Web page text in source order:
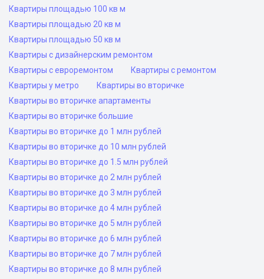
Квартиры площадью 100 кв м
Квартиры площадью 20 кв м
Квартиры площадью 50 кв м
Квартиры с дизайнерским ремонтом
Квартиры с евроремонтом
Квартиры с ремонтом
Квартиры у метро
Квартиры во вторичке
Квартиры во вторичке апартаменты
Квартиры во вторичке большие
Квартиры во вторичке до 1 млн рублей
Квартиры во вторичке до 10 млн рублей
Квартиры во вторичке до 1.5 млн рублей
Квартиры во вторичке до 2 млн рублей
Квартиры во вторичке до 3 млн рублей
Квартиры во вторичке до 4 млн рублей
Квартиры во вторичке до 5 млн рублей
Квартиры во вторичке до 6 млн рублей
Квартиры во вторичке до 7 млн рублей
Квартиры во вторичке до 8 млн рублей